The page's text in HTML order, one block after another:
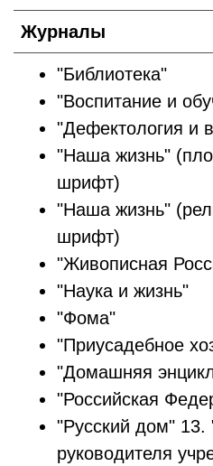
Журналы
"Библиотека"
"Воспитание и
"Дефектология и
"Наша жизнь"
шрифт)
"Наша жизнь"
шрифт)
"Живописная
"Наука и жизнь"
"Фома"
"Приусадебное
"Домашняя
"Российская
"Русский дом" 13.
руководителя